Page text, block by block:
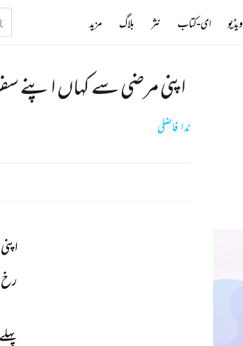
اپنی مرضی سے کہاں اپنے
ندا فاضلی
اپنی
رخ
پہلے
ویڈیو ای-کتاب نثر بلاگ مزید